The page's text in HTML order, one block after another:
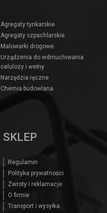
Agregaty tynkarskie
Agregaty szpachlarskie
Malowarki drogowe
Urządzenia do wdmuchiwania
celulozy i wełny
Narzędzia ręczne
Chemia budowlana
SKLEP
Regulamin
Polityka prywatności
Zwroty i reklamacje
O firmie
Transport i wysyłka